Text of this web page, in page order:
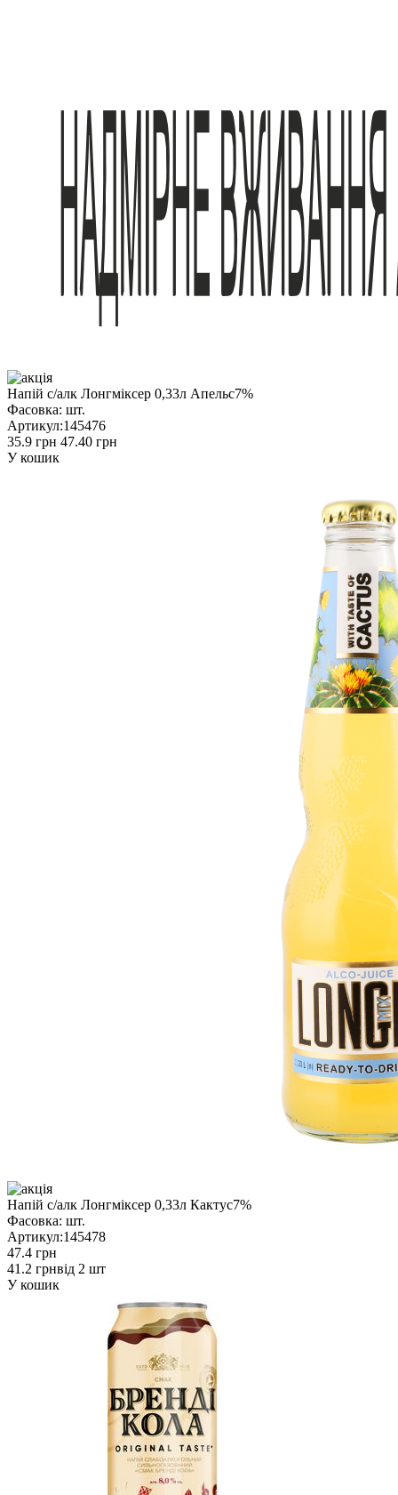
Напій с/алк Лонгміксер 0,33л Апельс7%
Фасовка: шт.
Артикул:145476
35.9 грн 47.40 грн
У кошик
Напій с/алк Лонгміксер 0,33л Кактус7%
Фасовка: шт.
Артикул:145478
47.4 грн
41.2 грнвід 2 шт
У кошик